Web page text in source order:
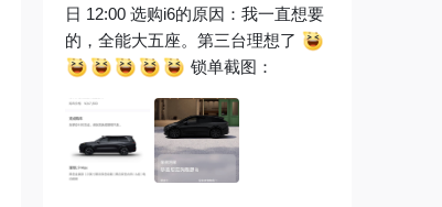
日 12:00 选购i6的原因：我一直想要
的，全能大五座。第三台理想了
锁单截图：